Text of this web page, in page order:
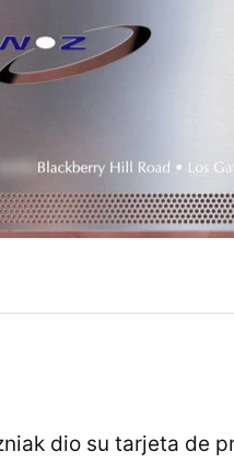
dio su tarjeta de